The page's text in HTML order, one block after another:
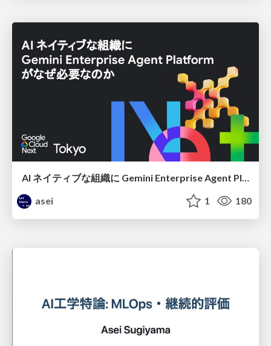
asei
1 180